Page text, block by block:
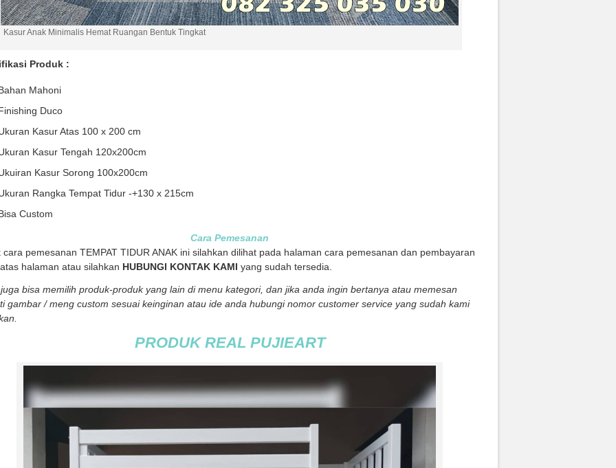
Kasur Anak Minimalis Hemat Ruangan Bentuk Tingkat
Produk :
Mahoni
Duco
Kasur Atas 100 x 200 cm
Kasur Tengah 120x200cm
Kasur Sorong 100x200cm
Rangka Tempat Tidur -+130 x 215cm
Custom
Cara Pemesanan
cara pemesanan TEMPAT TIDUR ANAK ini silahkan dilihat pada halaman cara pemesanan dan pembayaran
halaman atau silahkan HUBUNGI KONTAK KAMI yang sudah tersedia.
bisa memilih produk-produk yang lain di menu kategori, dan jika anda ingin bertanya atau memesan
gambar / meng custom sesuai keinginan atau ide anda hubungi nomor customer service yang sudah kami
PRODUK REAL PUJIEART